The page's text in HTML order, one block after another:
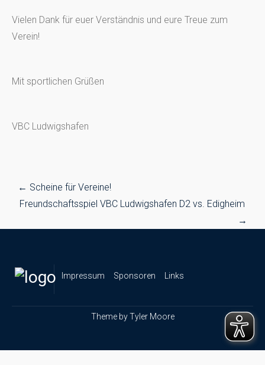
Vielen Dank für euer Verständnis und eure Treue zum
Verein!
Mit sportlichen Grüßen
VBC Ludwigshafen
Post
navigation
← Scheine für Vereine!
Freundschaftsspiel VBC Ludwigshafen D2 vs. Edigheim
→
Impressum Sponsoren Links
Theme byTyler Moore